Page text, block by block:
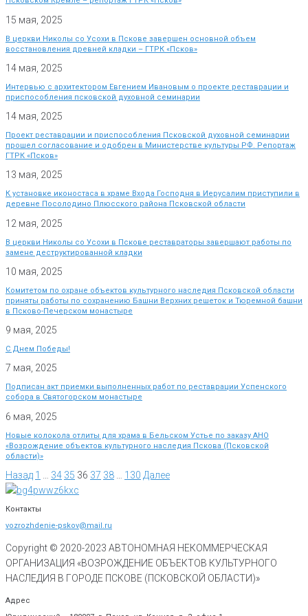
15 мая, 2025
В церкви Николы со Усохи в Пскове завершен основной объем
восстановления древней кладки – ГТРК «Псков»
14 мая, 2025
Интервью с архитектором Евгением Ивановым о проекте реставрации и
приспособления псковской духовной семинарии
14 мая, 2025
Проект реставрации и приспособления Псковской духовной семинарии
прошел согласование и одобрен в Министерстве культуры РФ. Репортаж
ГТРК «Псков»
13 мая, 2025
К установке иконостаса в храме Входа Господня в Иерусалим приступили в
деревне Посолодино Плюсского района Псковской области
12 мая, 2025
В церкви Николы со Усохи в Пскове реставраторы завершают работы по
замене деструктированной кладки
10 мая, 2025
Комитетом по охране объектов культурного наследия Псковской области
приняты работы по сохранению Башни Верхних решеток и Тюремной башни
в Псково-Печерском монастыре
9 мая, 2025
С Днем Победы!
7 мая, 2025
Подписан акт приемки выполненных работ по реставрации Успенского
собора в Святогорском монастыре
6 мая, 2025
Новые колокола отлиты для храма в Бельском Устье по заказу АНО
«Возрождение объектов культурного наследия Пскова (Псковской
области)»
Назад 1 34 35 36 37 38 130 Далее
Контакты
vozrozhdenie-pskov@mail.ru
Copyright © 2020-2023 АВТОНОМНАЯ НЕКОММЕРЧЕСКАЯ
ОРГАНИЗАЦИЯ «ВОЗРОЖДЕНИЕ ОБЪЕКТОВ КУЛЬТУРНОГО
НАСЛЕДИЯ В ГОРОДЕ ПСКОВЕ (ПСКОВСКОЙ ОБЛАСТИ)»
Адрес